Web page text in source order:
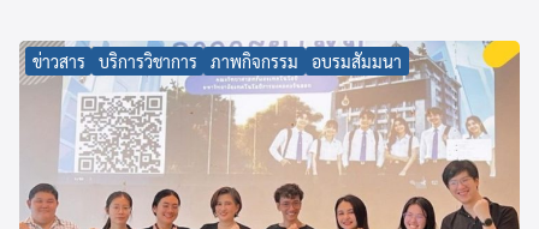
ข่าวสาร บริการวิชาการ ภาพกิจกรรม อบรมสัมมนา